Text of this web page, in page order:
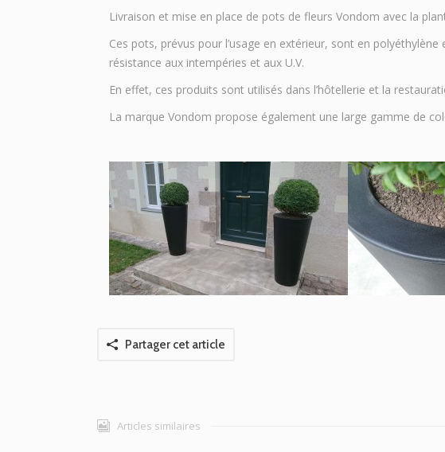
Livraison et mise en place de pots de fleurs Vondom avec la
Ces pots, prévus pour l’usage en extérieur, sont en
résistance aux intempéries et aux U.V.
En effet, ces produits sont utilisés dans l’hôtellerie et la
La marque Vondom propose également une large gamme de
Partager cet article
Articles similaires